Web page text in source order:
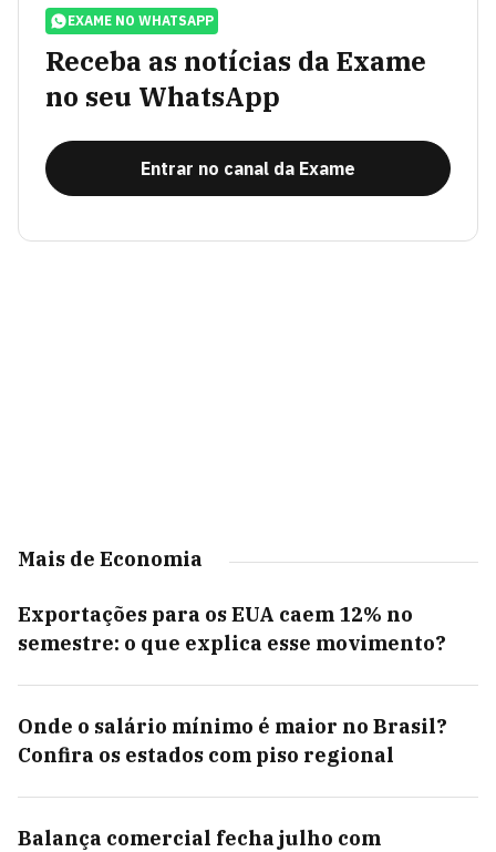
EXAME NO WHATSAPP
Receba as notícias da Exame
no seu WhatsApp
Entrar no canal da Exame
Mais de Economia
Exportações para os EUA caem 12% no
semestre: o que explica esse movimento?
Onde o salário mínimo é maior no Brasil?
Confira os estados com piso regional
Balança comercial fecha julho com